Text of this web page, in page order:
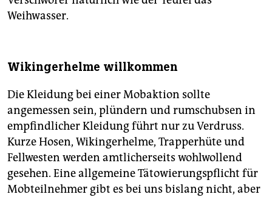
Weihwasser.
Wikingerhelme willkommen
Die Kleidung bei einer Mobaktion sollte
angemessen sein, plündern und rumschubsen in
empfindlicher Kleidung führt nur zu Verdruss.
Kurze Hosen, Wikingerhelme, Trapperhüte und
Fellwesten werden amtlicherseits wohlwollend
gesehen. Eine allgemeine Tätowierungspflicht für
Mobteilnehmer gibt es bei uns bislang nicht, aber